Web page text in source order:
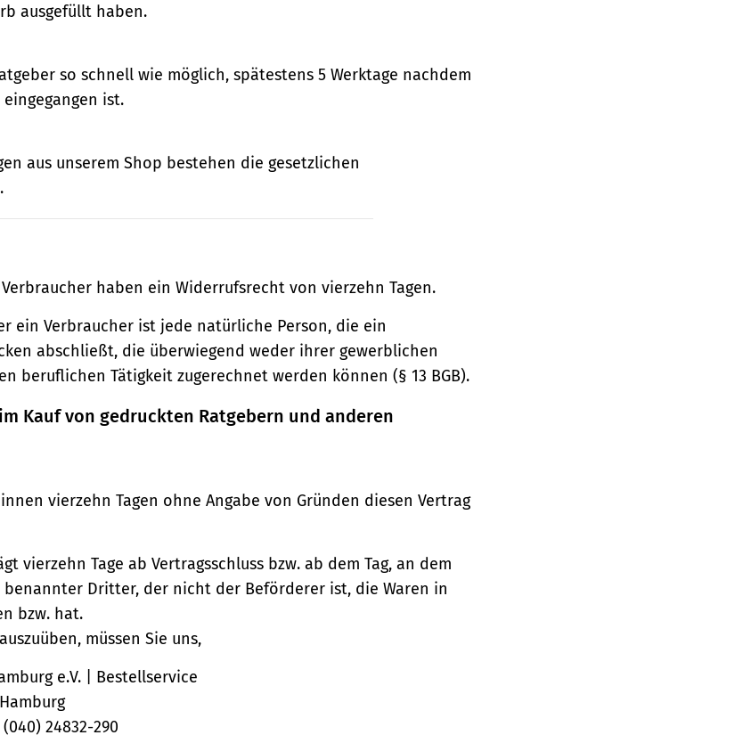
ausgefüllt haben.
so schnell wie möglich, spätestens 5 Werktage nachdem
ist.
aus unserem Shop bestehen die gesetzlichen
haben ein Widerrufsrecht von vierzehn Tagen.
ein Verbraucher ist jede natürliche Person, die ein
abschließt, die überwiegend weder ihrer gewerblichen
beruflichen Tätigkeit zugerechnet werden können (§ 13 BGB).
Kauf von gedruckten Ratgebern und anderen
vierzehn Tagen ohne Angabe von Gründen diesen Vertrag
vierzehn Tage ab Vertragsschluss bzw. ab dem Tag, an dem
Dritter, der nicht der Beförderer ist, die Waren in
bzw. hat.
müssen Sie uns,
e.V. | Bestellservice
24832-290